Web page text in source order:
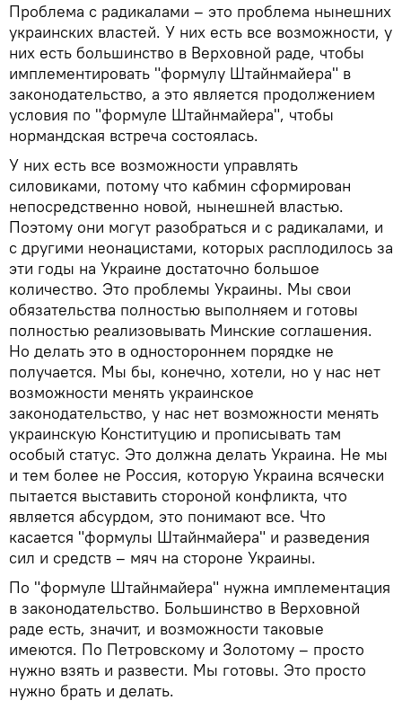
Проблема с радикалами – это проблема нынешних
украинских властей. У них есть все возможности, у
них есть большинство в Верховной раде, чтобы
имплементировать "формулу Штайнмайера" в
законодательство, а это является продолжением
условия по "формуле Штайнмайера", чтобы
нормандская встреча состоялась.
У них есть все возможности управлять
силовиками, потому что кабмин сформирован
непосредственно новой, нынешней властью.
Поэтому они могут разобраться и с радикалами, и
с другими неонацистами, которых расплодилось за
эти годы на Украине достаточно большое
количество. Это проблемы Украины. Мы свои
обязательства полностью выполняем и готовы
полностью реализовывать Минские соглашения.
Но делать это в одностороннем порядке не
получается. Мы бы, конечно, хотели, но у нас нет
возможности менять украинское
законодательство, у нас нет возможности менять
украинскую Конституцию и прописывать там
особый статус. Это должна делать Украина. Не мы
и тем более не Россия, которую Украина всячески
пытается выставить стороной конфликта, что
является абсурдом, это понимают все. Что
касается "формулы Штайнмайера" и разведения
сил и средств – мяч на стороне Украины.
По "формуле Штайнмайера" нужна имплементация
в законодательство. Большинство в Верховной
раде есть, значит, и возможности таковые
имеются. По Петровскому и Золотому – просто
нужно взять и развести. Мы готовы. Это просто
нужно брать и делать.